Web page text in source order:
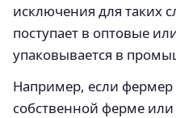
исключения для таких
поступает в оптовые
упаковывается в
Например, если фермер
собственной ферме